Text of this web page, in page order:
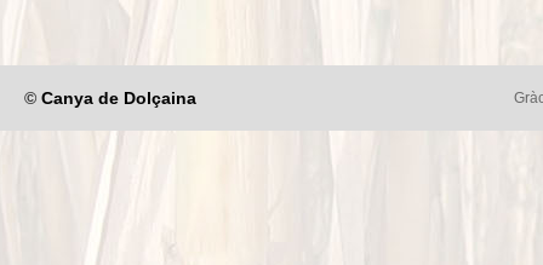
© Canya de Dolçaina